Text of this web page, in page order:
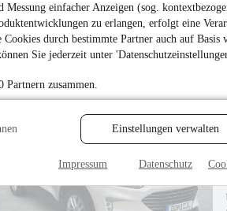
Messung einfacher Anzeigen (sog.
zu erlangen, erfolgt eine
durch bestimmte Partner auch auf Basis
Sie jederzeit unter
zusammen.
Einstellungen verwalten
Impressum Datenschutz